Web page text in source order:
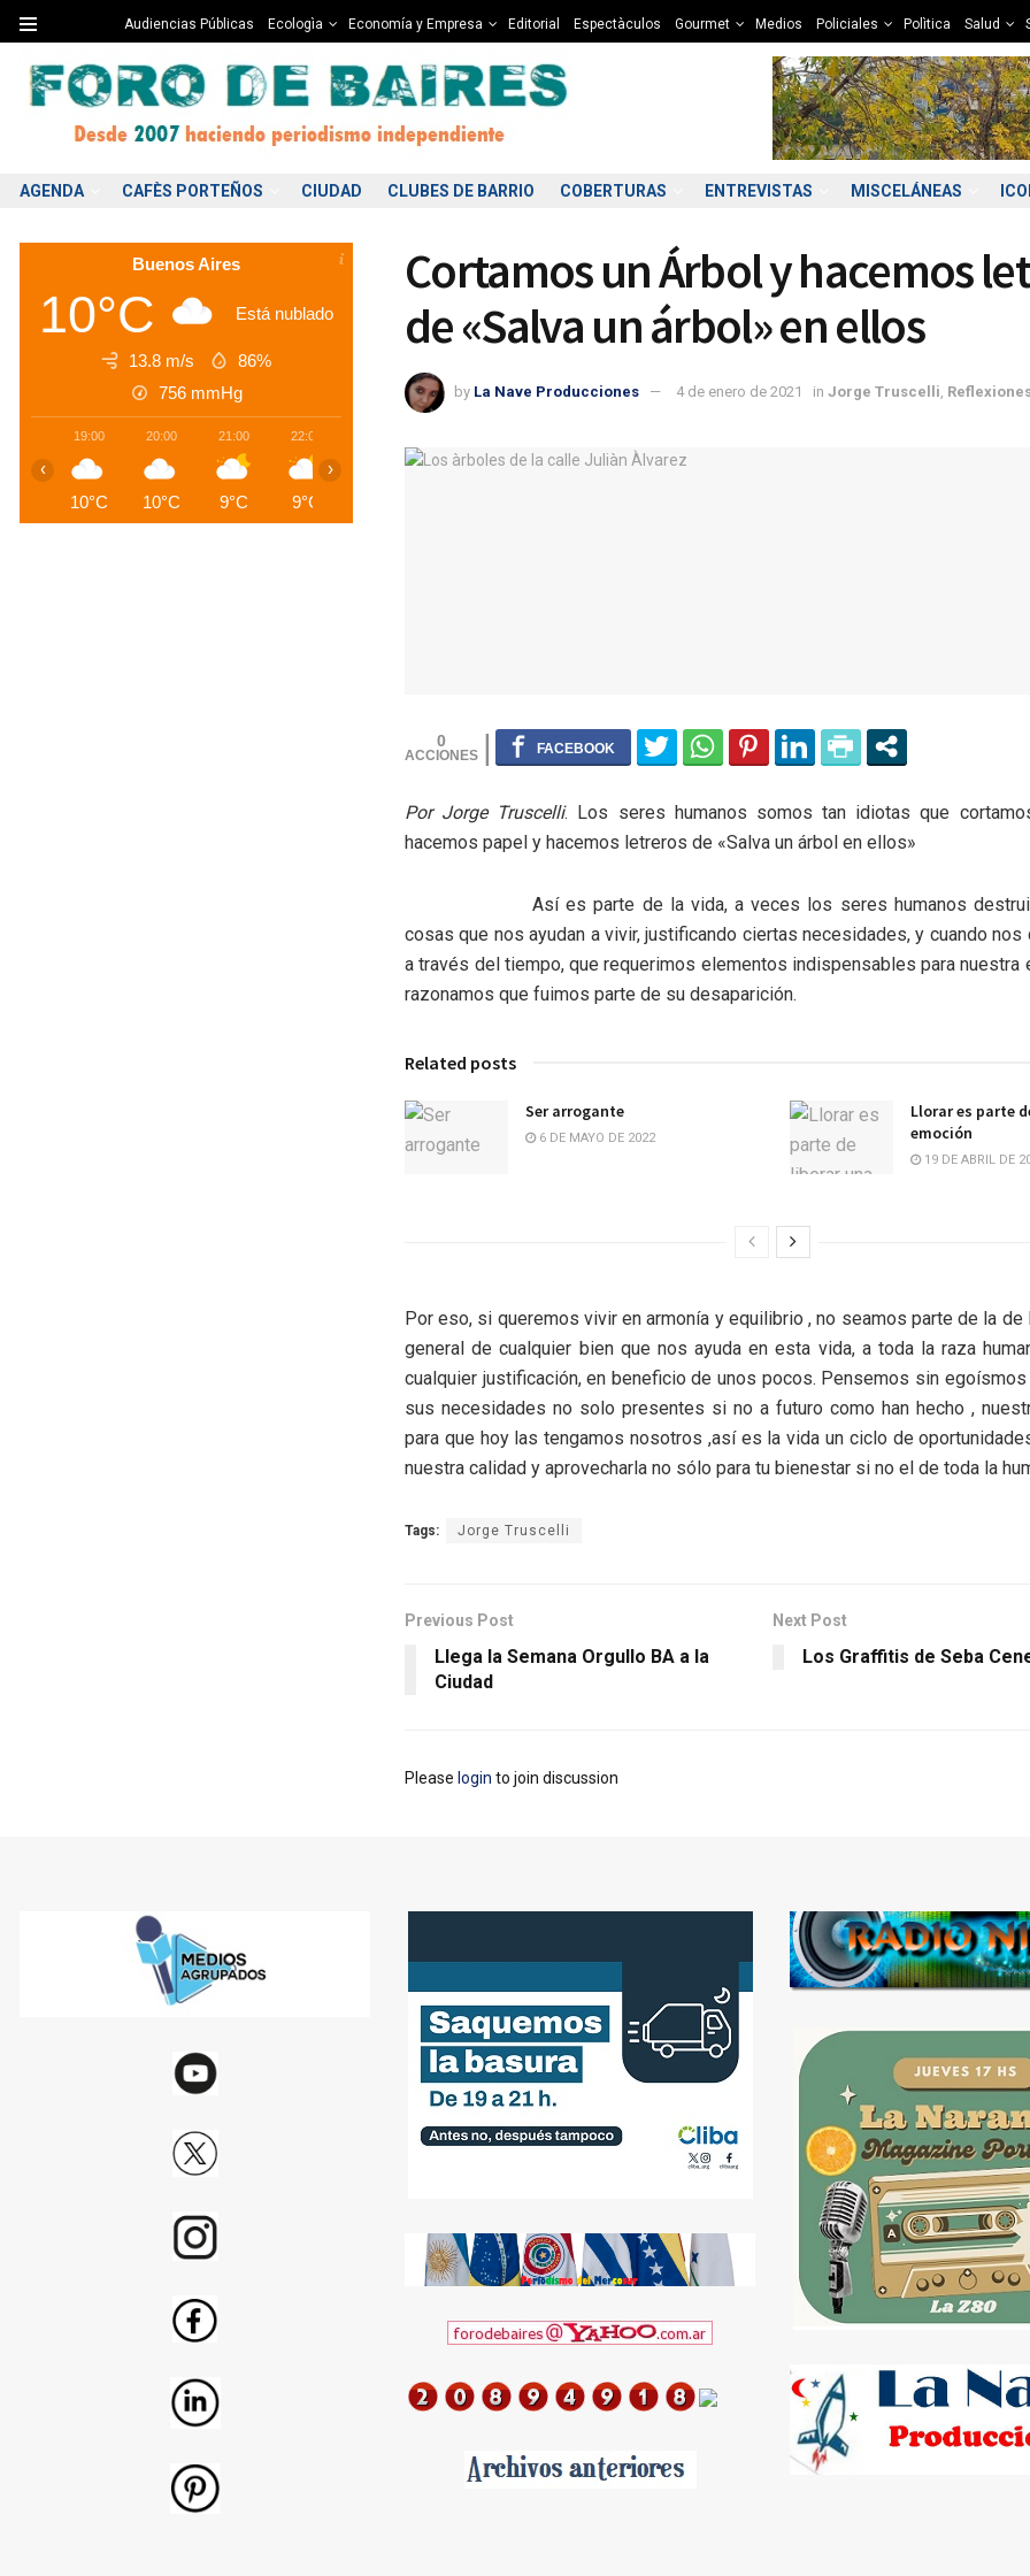
Audiencias Públicas Ecologìa Economía y Empresa Editorial Espectàculos Gourmet Medios Policiales Polìtica Salud
AGENDA CAFÈS PORTEÑOS CIUDAD CLUBES DE BARRIO COBERTURAS ENTREVISTAS MISCELÁNEAS
Cortamos un Árbol y hacemos
de «Salva un árbol» en ellos
by La Nave Producciones 4 de enero de 2021 in Jorge Truscelli
0
Por Jorge Truscelli. Los seres humanos somos tan idiotas que
hacemos papel y hacemos letreros de «Salva un árbol en ellos»
Así es parte de la vida, a veces los seres humanos
cosas que nos ayudan a vivir, justificando ciertas necesidades, y cuando nos
a través del tiempo, que requerimos elementos indispensables para nuestra
razonamos que fuimos parte de su desaparición.
Related posts
Ser arrogante
6 DE MAYO DE 2022
Llorar es parte
emoción
19 DE ABRIL DE
Por eso, si queremos vivir en armonía y equilibrio , no seamos parte de la de
general de cualquier bien que nos ayuda en esta vida, a toda la raza
cualquier justificación, en beneficio de unos pocos. Pensemos sin
sus necesidades no solo presentes si no a futuro como han hecho ,
para que hoy las tengamos nosotros ,así es la vida un ciclo de
nuestra calidad y aprovecharla no sólo para tu bienestar si no el de toda la
Tags: Jorge Truscelli
Previous Post
Llega la Semana Orgullo BA a la
Ciudad
Next Post
Los Graffitis de Seba
Please login to join discussion
Buenos Aires
10°C Está nublado
13.8 m/s
86%
756 mmHg
19:00
10°C
20:00
10°C
21:00
9°C
22:00
9°C
‹ ›